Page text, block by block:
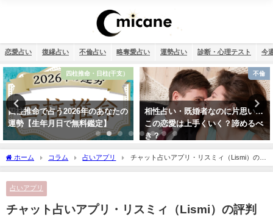
恋愛占い 復縁占い 不倫占い 略奪愛占い 運勢占い 診断・心理テスト 今
不倫
相性占い・既婚者なのに片思い…
この恋愛は上手くいく？諦めるべ
き？
運勢占い
2026年運勢ランキング！366日の
誕生日を占いました！
ホーム コラム 占いアプリ
チャット占いアプリ・リスミィ（Lismi）の評
判って？使い方や当たると評判の占い師を占い師の目線から徹底調査
占いアプリ
チャット占いアプリ・リスミィ（Lismi）の評判